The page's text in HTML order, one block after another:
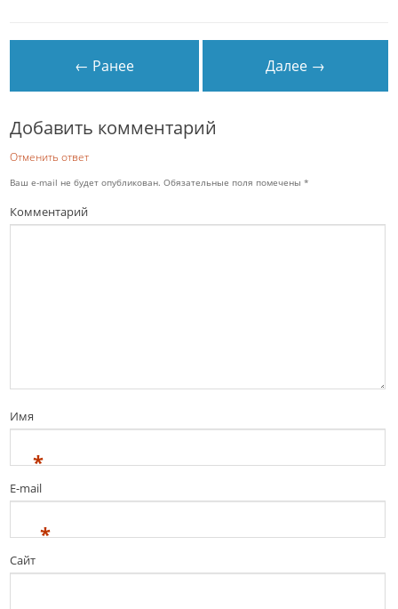
← Ранее Далее →
Добавить комментарий
Отменить ответ
Ваш e-mail не будет опубликован. Обязательные поля помечены*
Комментарий
Имя
*
E-mail
*
Сайт